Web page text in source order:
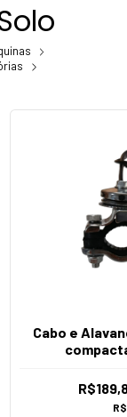
Cabo e